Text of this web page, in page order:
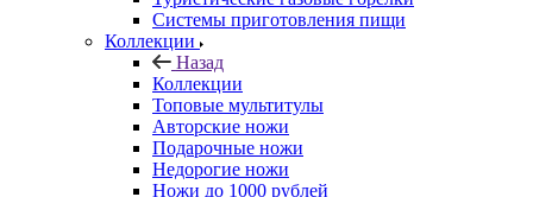
Системы приготовления пищи
Коллекции
Назад
Коллекции
Топовые мультитулы
Авторские ножи
Подарочные ножи
Недорогие ножи
Ножи до 1000 рублей